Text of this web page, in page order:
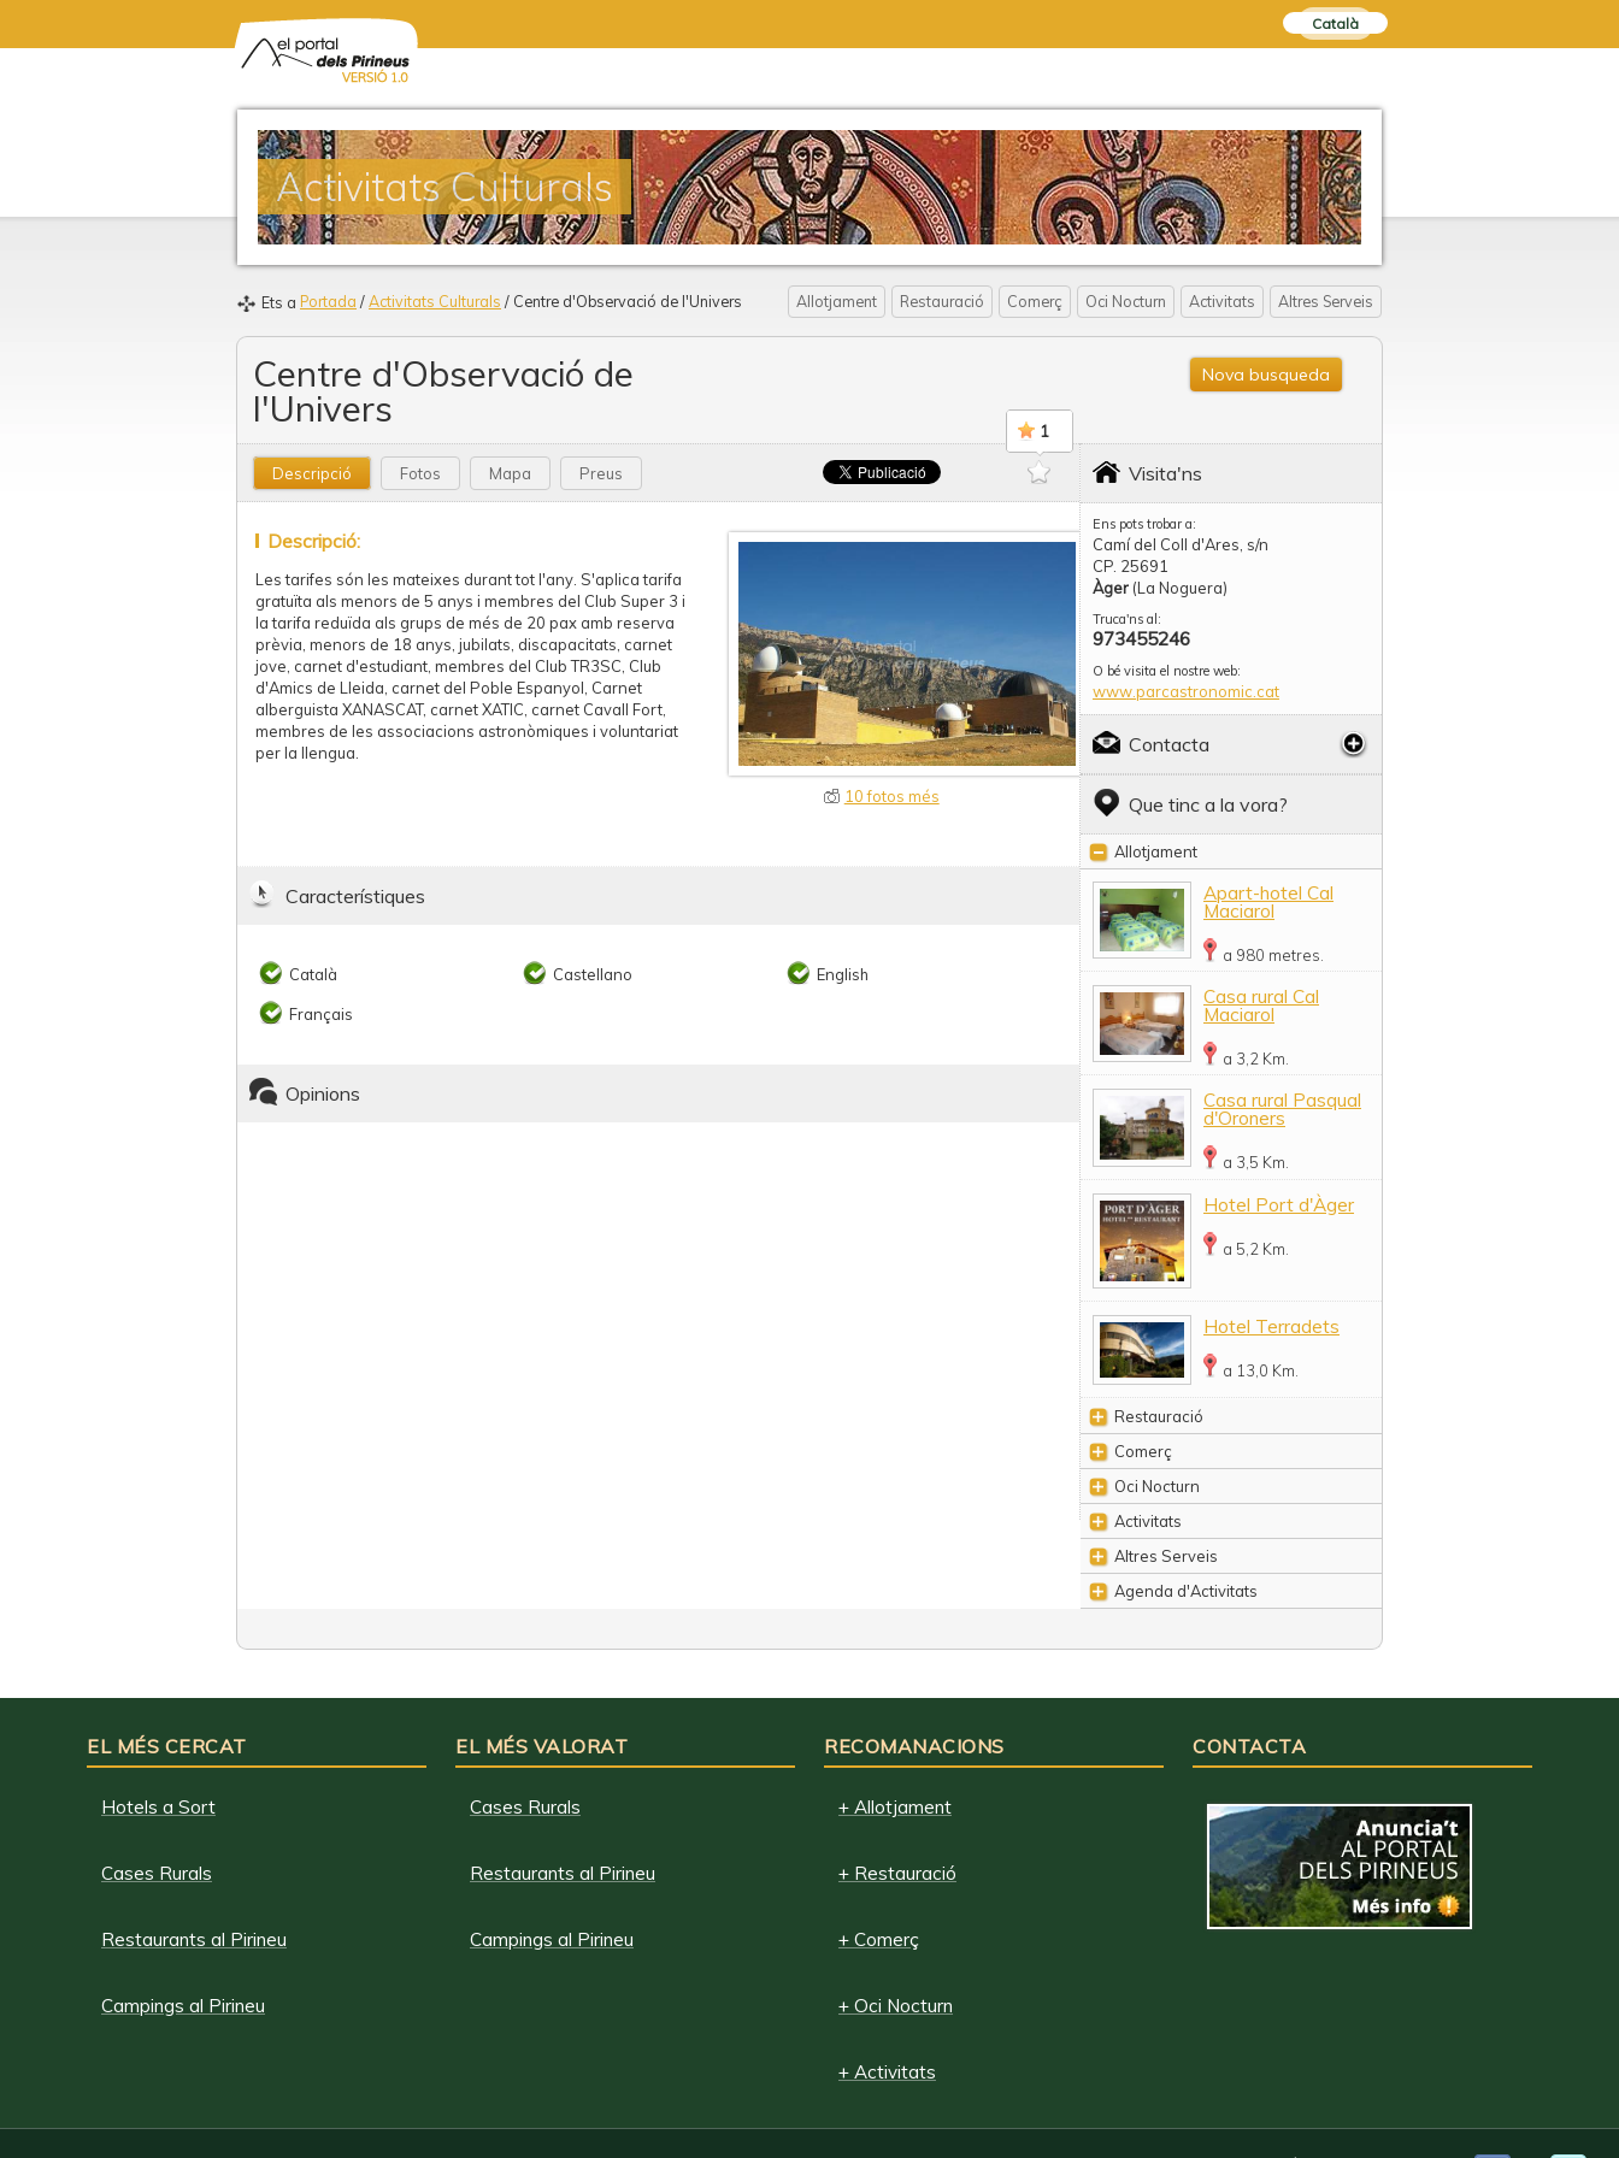
Català
Activitats Culturals
Ets a Portada / Activitats Culturals / Centre d'Observació de l'Univers Allotjament Restauració Comerç Oci Nocturn Activitats Altres Serveis
Centre d'Observació de
l'Univers
1
Nova busqueda
Descripció Fotos Mapa Preus
Descripció:
Les tarifes són les mateixes durant tot l'any. S'aplica tarifa
gratuïta als menors de 5 anys i membres del Club Super 3 i
la tarifa reduïda als grups de més de 20 pax amb reserva
prèvia, menors de 18 anys, jubilats, discapacitats, carnet
jove, carnet d'estudiant, membres del Club TR3SC, Club
d'Amics de Lleida, carnet del Poble Espanyol, Carnet
alberguista XANASCAT, carnet XATIC, carnet Cavall Fort,
membres de les associacions astronòmiques i voluntariat
per la llengua.
10 fotos més
Característiques
Català Castellano English
Français
Opinions
Visita'ns
Ens pots trobar a:
Camí del Coll d'Ares, s/n
CP. 25691
Àger (La Noguera)
Truca'ns al:
973455246
O bé visita el nostre web:
www.parcastronomic.cat
Contacta
Que tinc a la vora?
Allotjament
Apart-hotel Cal
Maciarol
a 980 metres.
Casa rural Cal
Maciarol
a 3,2 Km.
Casa rural Pasqual
d'Oroners
a 3,5 Km.
Hotel Port d'Àger
a 5,2 Km.
Hotel Terradets
a 13,0 Km.
Restauració
Comerç
Oci Nocturn
Activitats
Altres Serveis
Agenda d'Activitats
EL MÉS CERCAT
Hotels a Sort
Cases Rurals
Restaurants al Pirineu
Campings al Pirineu
EL MÉS VALORAT
Cases Rurals
Restaurants al Pirineu
Campings al Pirineu
RECOMANACIONS
+ Allotjament
+ Restauració
+ Comerç
+ Oci Nocturn
+ Activitats
CONTACTA